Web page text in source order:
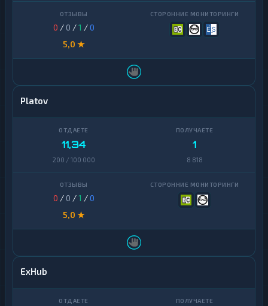
0 / 0 /1 /0
5,0 ★
Platov
11,34
200 / 100 000
1
8 818
0 / 0 /1 /0
5,0 ★
ExHub